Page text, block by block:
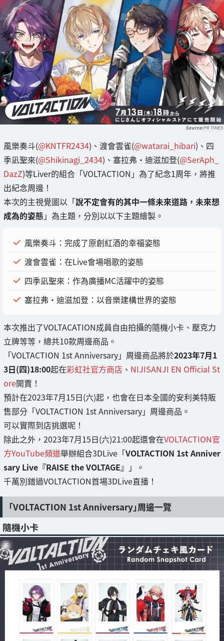
PR TIMES
風樂奏斗(@KNTFR2434)、渡會雲雀(@watarai_hibari)、四
季凪聖來(@Shikinagi_2434)、塞拉弗・迪滋加登(@SerAph_
DazZ)等Liver的組合「VOLTACTION」為了紀念1周年，將推
出紀念周邊！
本次的主視覺圖以「說不定會有的其中一條未來道路，未來想
成為的姿態 」為主題，分別以以下主題繪製。
風樂奏斗：完成了原創紅酒的幸福姿態
渡會雲雀：在Live會場唱歌的姿態
四季凪聖來：作為廣播MC活躍中的姿態
塞拉弗・迪滋加登：以音樂建構世界的姿態
本次推出了VOLTACATION成員自由拍攝的隨機小卡、壓克力
立牌等等，總共10款周邊商品。
「VOLTACTION 1st Anniversary」周邊商品將於2023年7月1
3日(四)18:00起在彩虹社官方商店 、 NIJISANJI EN Official St
ore開賣！
預計在2023年7月15日(六)起，也會在日本全國的安利美特販
售部分「VOLTACTION 1st Anniversary」周邊商品。
可以實際到店挑選呢！
除此之外，2023年7月15日(六)21:00起還會在VOLTACTION官
方YouTube頻道舉辦組合3DLive「VOLTACTION 1st Anniver
sary Live『RAISE the VOLTAGE』 」。
千萬別錯過VOLTACTION首場3DLive直播！
「VOLTACTION 1st Anniversary」周邊一覽
隨機小卡